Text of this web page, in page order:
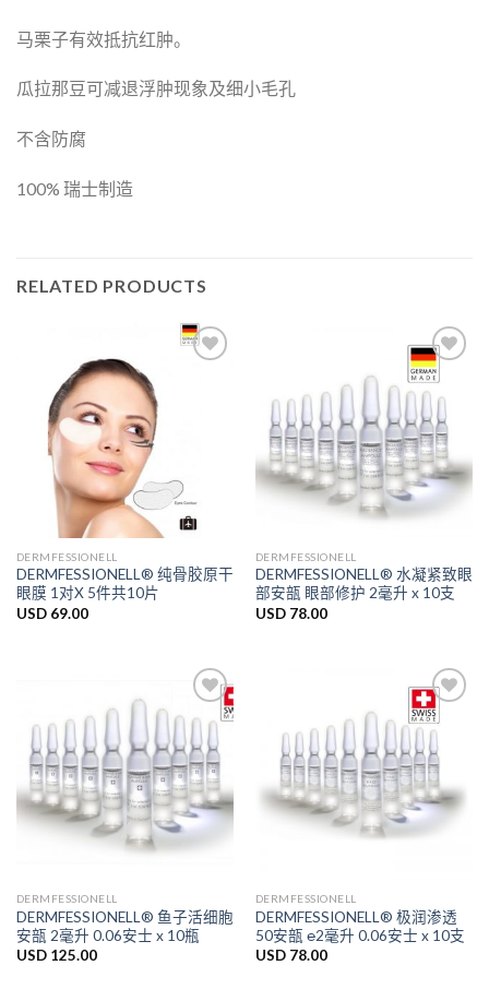
马栗子有效抵抗红肿。
瓜拉那豆可减退浮肿现象及细小毛孔
不含防腐
100% 瑞士制造
RELATED PRODUCTS
DERMFESSIONELL
DERMFESSIONELL® 纯骨胶原干
眼膜 1对X 5件共10片
USD 69.00
Add to
Wishlist
DERMFESSIONELL
DERMFESSIONELL® 水凝紧致眼
部安瓿 眼部修护 2毫升 x 10支
USD 78.00
Add to
Wishlist
DERMFESSIONELL
DERMFESSIONELL® 鱼子活细胞
安瓿 2毫升 0.06安士 x 10瓶
USD 125.00
Add to
Wishlist
DERMFESSIONELL
DERMFESSIONELL® 极润渗透
50安瓿 ℮2毫升 0.06安士 x 10支
USD 78.00